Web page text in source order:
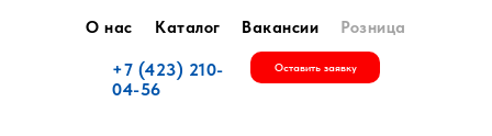
+7 (423) 210-
04-56
Оставить заявку
О нас Каталог Вакансии Розница